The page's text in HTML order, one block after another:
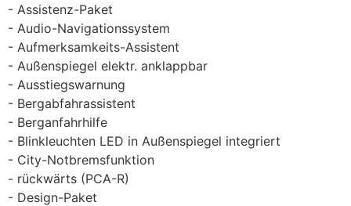
Assistenz-Paket
Audio-Navigationssystem
Aufmerksamkeits-Assistent
Außenspiegel elektr. anklappbar
Ausstiegswarnung
Bergabfahrassistent
Berganfahrhilfe
Blinkleuchten LED in Außenspiegel integriert
City-Notbremsfunktion
rückwärts (PCA-R)
Design-Paket